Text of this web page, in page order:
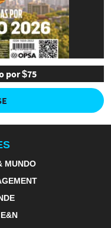
por $75
MUNDO